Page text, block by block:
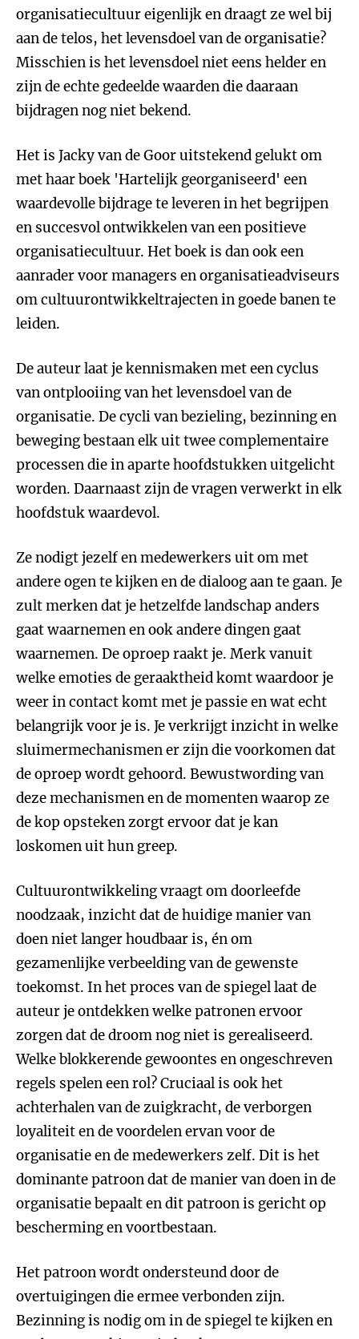
organisatiecultuur eigenlijk en draagt ze wel bij
aan de telos, het levensdoel van de organisatie?
Misschien is het levensdoel niet eens helder en
zijn de echte gedeelde waarden die daaraan
bijdragen nog niet bekend.
Het is Jacky van de Goor uitstekend gelukt om
met haar boek 'Hartelijk georganiseerd' een
waardevolle bijdrage te leveren in het begrijpen
en succesvol ontwikkelen van een positieve
organisatiecultuur. Het boek is dan ook een
aanrader voor managers en organisatieadviseurs
om cultuurontwikkeltrajecten in goede banen te
leiden.
De auteur laat je kennismaken met een cyclus
van ontplooiing van het levensdoel van de
organisatie. De cycli van bezieling, bezinning en
beweging bestaan elk uit twee complementaire
processen die in aparte hoofdstukken uitgelicht
worden. Daarnaast zijn de vragen verwerkt in elk
hoofdstuk waardevol.
Ze nodigt jezelf en medewerkers uit om met
andere ogen te kijken en de dialoog aan te gaan. Je
zult merken dat je hetzelfde landschap anders
gaat waarnemen en ook andere dingen gaat
waarnemen. De oproep raakt je. Merk vanuit
welke emoties de geraaktheid komt waardoor je
weer in contact komt met je passie en wat echt
belangrijk voor je is. Je verkrijgt inzicht in welke
sluimermechanismen er zijn die voorkomen dat
de oproep wordt gehoord. Bewustwording van
deze mechanismen en de momenten waarop ze
de kop opsteken zorgt ervoor dat je kan
loskomen uit hun greep.
Cultuurontwikkeling vraagt om doorleefde
noodzaak, inzicht dat de huidige manier van
doen niet langer houdbaar is, én om
gezamenlijke verbeelding van de gewenste
toekomst. In het proces van de spiegel laat de
auteur je ontdekken welke patronen ervoor
zorgen dat de droom nog niet is gerealiseerd.
Welke blokkerende gewoontes en ongeschreven
regels spelen een rol? Cruciaal is ook het
achterhalen van de zuigkracht, de verborgen
loyaliteit en de voordelen ervan voor de
organisatie en de medewerkers zelf. Dit is het
dominante patroon dat de manier van doen in de
organisatie bepaalt en dit patroon is gericht op
bescherming en voortbestaan.
Het patroon wordt ondersteund door de
overtuigingen die ermee verbonden zijn.
Bezinning is nodig om in de spiegel te kijken en